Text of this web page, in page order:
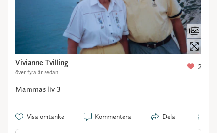
Vivianne Tvilling
över fyra år sedan
2
Mammas liv 3
Visa omtanke Kommentera Dela